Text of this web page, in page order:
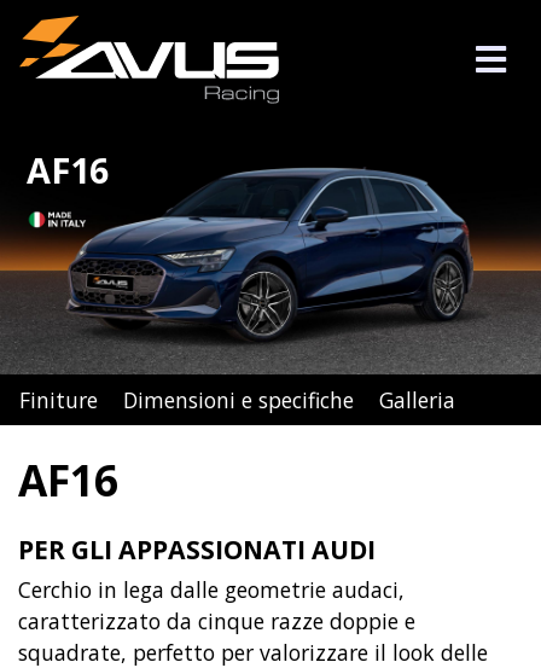
AF16
Finiture Dimensioni e specifiche Galleria
AF16
PER GLI APPASSIONATI AUDI
Cerchio in lega dalle geometrie audaci,
caratterizzato da cinque razze doppie e
squadrate, perfetto per valorizzare il look delle